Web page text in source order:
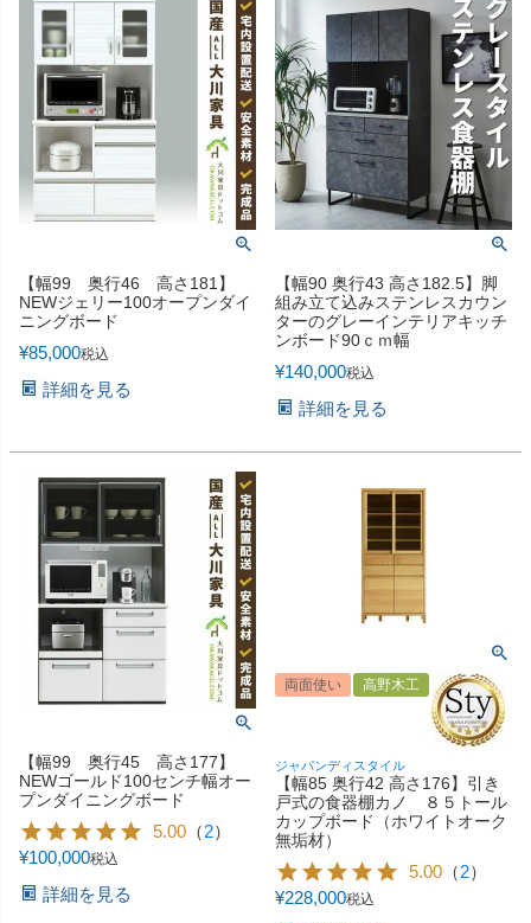
【幅99 奥行46 高さ181】
NEWジェリー100オープンダイ
ニングボード
¥85,000税込
詳細を見る
【幅90 奥行43 高さ182.5】脚
組み立て込みステンレスカウン
ターのグレーインテリアキッチ
ンボード90ｃｍ幅
¥140,000税込
詳細を見る
【幅99 奥行45 高さ177】
NEWゴールド100センチ幅オー
プンダイニングボード
5.00 （2）
¥100,000税込
詳細を見る
両面使い 高野木工
ジャパンディスタイル
【幅85 奥行42 高さ176】引き
戸式の食器棚カノ ８５トール
カップボード（ホワイトオーク
無垢材）
5.00 （2）
¥228,000税込